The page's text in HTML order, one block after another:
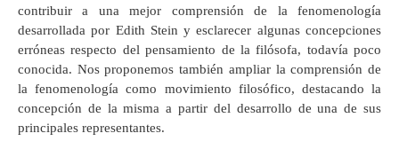
contribuir a una mejor comprensión de la fenomenología
desarrollada por Edith Stein y esclarecer algunas concepciones
erróneas respecto del pensamiento de la filósofa, todavía poco
conocida. Nos proponemos también ampliar la comprensión de
la fenomenología como movimiento filosófico, destacando la
concepción de la misma a partir del desarrollo de una de sus
principales representantes.